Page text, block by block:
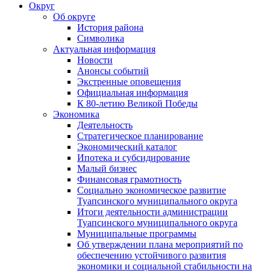
Округ
Об округе
История района
Символика
Актуальная информация
Новости
Анонсы событий
Экстренные оповещения
Официальная информация
К 80-летию Великой Победы
Экономика
Деятельность
Стратегическое планирование
Экономический каталог
Ипотека и субсидирование
Малый бизнес
Финансовая грамотность
Социально экономическое развитие
Туапсинского муниципального округа
Итоги деятельности администрации
Туапсинского муниципального округа
Муниципальные программы
Об утверждении плана мероприятий по
обеспечению устойчивого развития
экономики и социальной стабильности на